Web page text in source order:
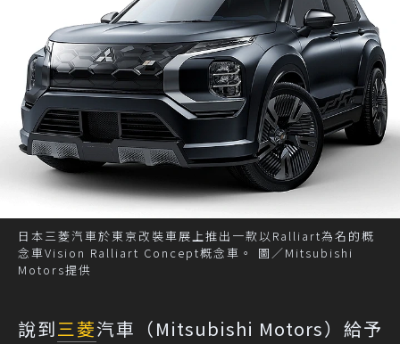
日本三菱汽車於東京改裝車展上推出一款以Ralliart為名的概
念車Vision Ralliart Concept概念車。 圖／Mitsubishi
Motors提供
說到三菱汽車（Mitsubishi Motors）給予